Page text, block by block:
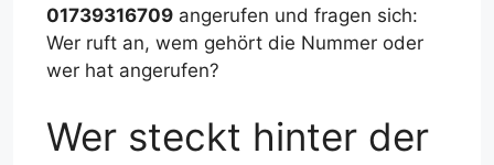
01739316709 angerufen und fragen sich:
Wer ruft an, wem gehört die Nummer oder
wer hat angerufen?
Wer steckt hinter der